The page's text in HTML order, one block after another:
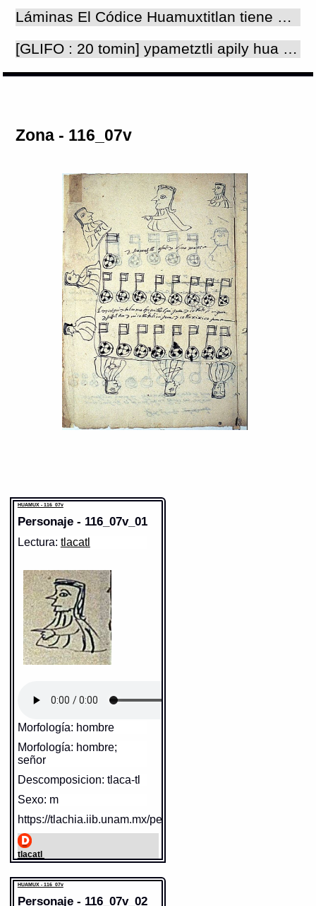
Láminas El Códice Huamuxtitlan tiene 12 folios : 8 con texto en español y 4 con pictografías acompañadas de textos en náhuatl. El texto en español no es una copia fiel del náhuatl : se trata de la denuncia de los abusos de los personajes, cuyos nombres se enlistan y lo que se adjudicaron del dinero del pueblo. Aquí se lee la fecha de elaboración del documento: el 3 de julio de 1585, por lo que es de suponer que los abusos cometidos refieren a las derramas ilegales del año anterior. El texto en náhuatl es más sintético: se mezclan las pinturas con los caracteres latinos para mostrar y demostrar los delitos que estuvieron cometiendo las autoridades indígenas y los párrocos de ese entonces. La paleografía del texto náhuatl es muy difícil, por lo que la traducción es tentativa. Ambas se reproducen aquí como "Textos de láminas/zonas", por lo que se pueden consultar directamente pulsando el icono "libro" que aparece en la ventana "Lámina/Zona". Número de láminas:4 Número de zonas:4
[GLIFO : 20 tomin] ypametztli apily hua maosa(?) en el mes de abril ... [GLIFO: 8 x 20 tomin] yzcatqui ytelanmahoquishilui ymac y c o tlatoh inquic ypipiltin ynic otlatoliniyan yc otlaxixico (ymase)? He aquí por su voluntad habló por los principales que les hicieron sufrir. Asi fue como resistieron.
Zona - 116_07v
HUAMUX - 116_07v
Personaje - 116_07v_01
Lectura: tlacatl
Morfología: hombre
Morfología: hombre;
señor
Descomposicion: tlaca-tl
Sexo: m
https://tlachia.iib.unam.mx/personaje/116_07v_01
tlacatl
Paleografía:tlacatl
Tipo:r.n.
Traducción uno:persona
HUAMUX - 116_07v
Personaje - 116_07v_02